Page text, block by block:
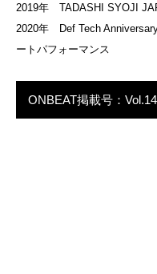
2019年 TADASHI SYOJI
2020年 Def Tech
ートパフォーマンス
ONBEAT掲載号：Vol.14